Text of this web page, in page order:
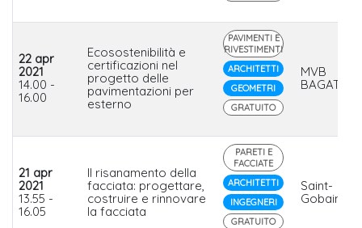
22 apr
2021
14.00 -
16.00
Ecosostenibilità e
certificazioni nel
progetto delle
pavimentazioni per
esterno
PAVIMENTI E
RIVESTIMENTI
ARCHITETTI
GEOMETRI
GRATUITO
MVB
BAGATTINI
21 apr
2021
13.55 -
16.05
Il risanamento della
facciata: progettare,
costruire e rinnovare
la facciata
PARETI E
FACCIATE
ARCHITETTI
INGEGNERI
GRATUITO
Saint-
Gobain